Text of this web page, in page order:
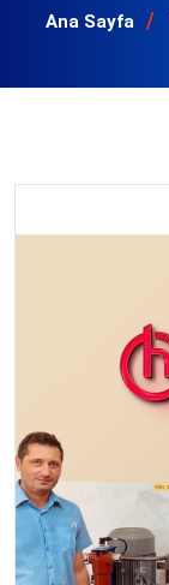
Ana Sayfa